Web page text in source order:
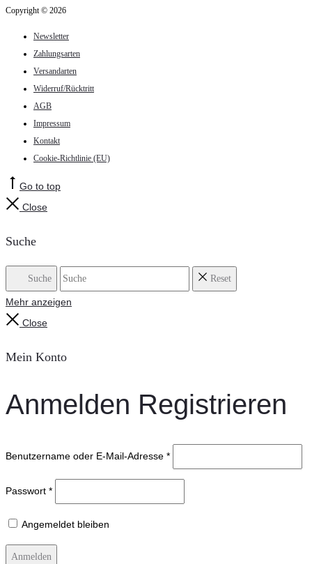
Copyright © 2026
Newsletter
Zahlungsarten
Versandarten
Widerruf/Rücktritt
AGB
Impressum
Kontakt
Cookie-Richtlinie (EU)
Go to top
Close
Suche
Suche Reset
Mehr anzeigen
Close
Mein Konto
Anmelden Registrieren
Benutzername oder E-Mail-Adresse *
Passwort *
Angemeldet bleiben
Anmelden